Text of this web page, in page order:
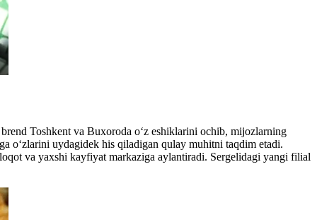
Toshkent va Buxoroda o‘z eshiklarini ochib, mijozlarning
o‘zlarini uydagidek his qiladigan qulay muhitni taqdim etadi.
va yaxshi kayfiyat markaziga aylantiradi. Sergelidagi yangi filial